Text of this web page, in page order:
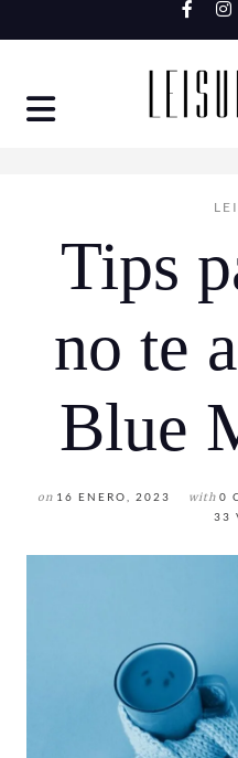
to
Tips
no te
Blue
on 16 ENERO, 2023 with 0
33